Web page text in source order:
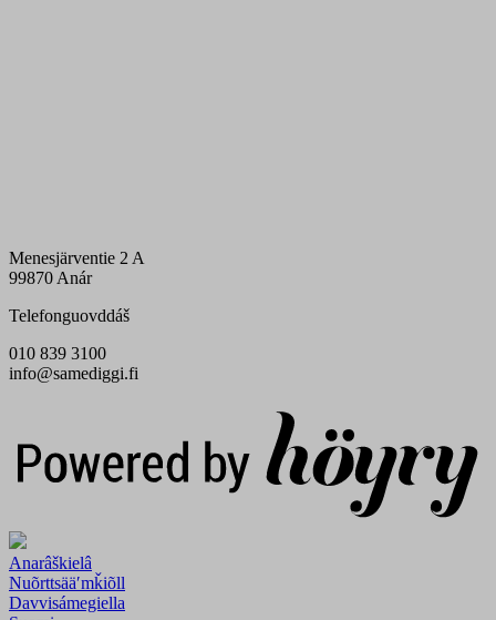
Menesjärventie 2 A
99870 Anár
Telefonguovddáš
010 839 3100
info@samediggi.fi
Anarâškielâ
Nuõrttsääʹmǩiõll
Davvisámegiella